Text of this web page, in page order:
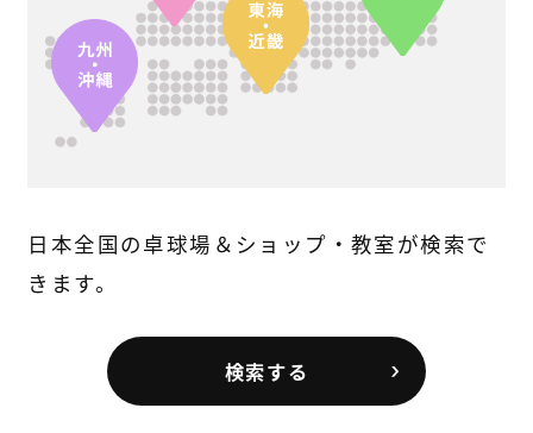
日本全国の卓球場＆ショップ・教室が検索で
きます。
検索する